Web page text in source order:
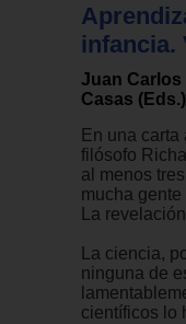
infancia.
Juan Carlos
Casas (Eds.)
En una
filósofo
al menos
mucha
La
La ciencia,
ninguna de
científicos lo